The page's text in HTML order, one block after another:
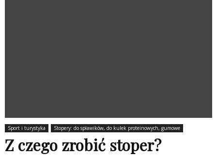
Sport i turystyka Stopery: do spławików, do kulek proteinowych, gumowe
Z czego zrobić stoper?